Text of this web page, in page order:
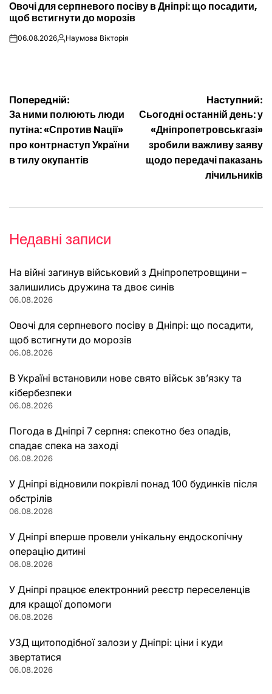
У
Овочі для серпневого посіву в Дніпрі: що посадити,
щоб встигнути до морозів
on06.08.2026Опубліковано
Наумова Вікторія
Навігація
записів
Попередній:
За ними полюють люди
путіна: «Спротив Nації»
про контрнаступ України
в тилу окупантів
Наступний:
Сьогодні останній день: у
«Дніпропетровськгазі»
зробили важливу заяву
щодо передачі паказань
лічильників
Недавні записи
На війні загинув військовий з Дніпропетровщини –
залишились дружина та двоє синів
06.08.2026
Овочі для серпневого посіву в Дніпрі: що посадити,
щоб встигнути до морозів
06.08.2026
В Україні встановили нове свято військ зв’язку та
кібербезпеки
06.08.2026
Погода в Дніпрі 7 серпня: спекотно без опадів,
спадає спека на заході
06.08.2026
У Дніпрі відновили покрівлі понад 100 будинків після
обстрілів
06.08.2026
У Дніпрі вперше провели унікальну ендоскопічну
операцію дитині
06.08.2026
У Дніпрі працює електронний реєстр переселенців
для кращої допомоги
06.08.2026
УЗД щитоподібної залози у Дніпрі: ціни і куди
звертатися
06.08.2026